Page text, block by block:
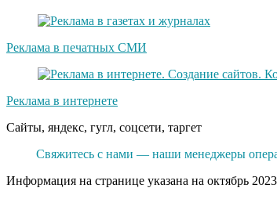
Реклама в печатных СМИ
Реклама в интернете
Сайты, яндекс, гугл, соцсети, таргет
Свяжитесь с нами — наши менеджеры
Информация на странице указана на октябрь